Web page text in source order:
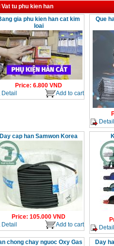
Vat tu phu kien han
gia phu kien han cat kim
loai
Price: 6.800 VND
Detail
Add to cart
Que
Detail
Day cap han Samwon Korea
Price: 105.000 VND
Detail
Add to cart
Detail
chong chay nguoc Oxy Gas Day